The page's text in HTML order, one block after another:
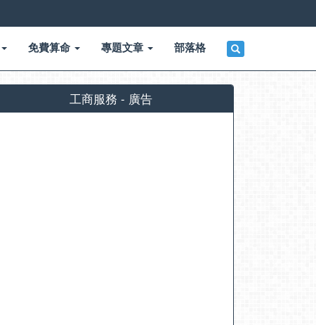
免費算命 專題文章 部落格
工商服務 - 廣告